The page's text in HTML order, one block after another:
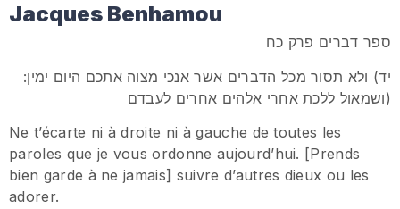
Jacques Benhamou
ספר דברים פרק כח
:יד) ולא תסור מכל הדברים אשר אנכי מצוה אתכם היום ימין
ושמאול ללכת אחרי אלהים אחרים לעבדם)
Ne t’écarte ni à droite ni à gauche de toutes les
paroles que je vous ordonne aujourd’hui. [Prends
bien garde à ne jamais] suivre d’autres dieux ou les
adorer.